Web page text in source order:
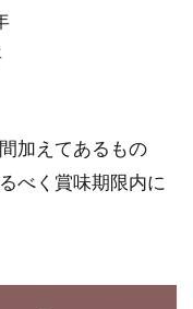
加えてあるもの
べく賞味期限内に